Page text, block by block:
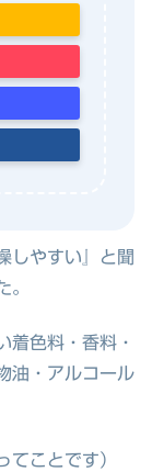
しやすい』と聞
。
着色料・香料・
油・アルコール
てことです）